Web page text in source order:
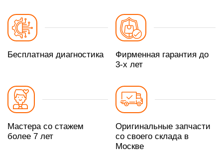
Бесплатная диагностика
Фирменная гарантия до
3-х лет
Мастера со стажем
более 7 лет
Оригинальные запчасти
со своего склада в
Москве